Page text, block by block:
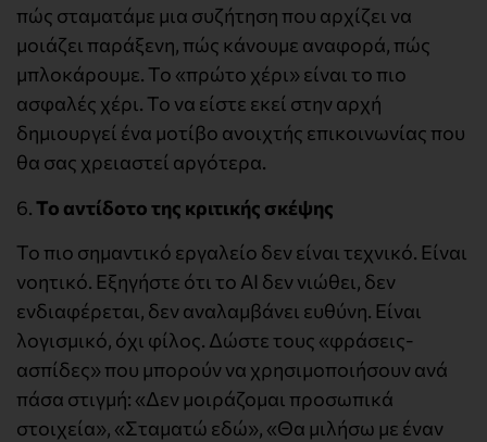
πώς σταματάμε μια συζήτηση που αρχίζει να
μοιάζει παράξενη, πώς κάνουμε αναφορά, πώς
μπλοκάρουμε. Το «πρώτο χέρι» είναι το πιο
ασφαλές χέρι. Το να είστε εκεί στην αρχή
δημιουργεί ένα μοτίβο ανοιχτής επικοινωνίας που
θα σας χρειαστεί αργότερα.
6.Το αντίδοτο της κριτικής σκέψης
Το πιο σημαντικό εργαλείο δεν είναι τεχνικό. Είναι
νοητικό. Εξηγήστε ότι το AI δεν νιώθει, δεν
ενδιαφέρεται, δεν αναλαμβάνει ευθύνη. Είναι
λογισμικό, όχι φίλος. Δώστε τους «φράσεις-
ασπίδες» που μπορούν να χρησιμοποιήσουν ανά
πάσα στιγμή: «Δεν μοιράζομαι προσωπικά
στοιχεία», «Σταματώ εδώ», «Θα μιλήσω με έναν